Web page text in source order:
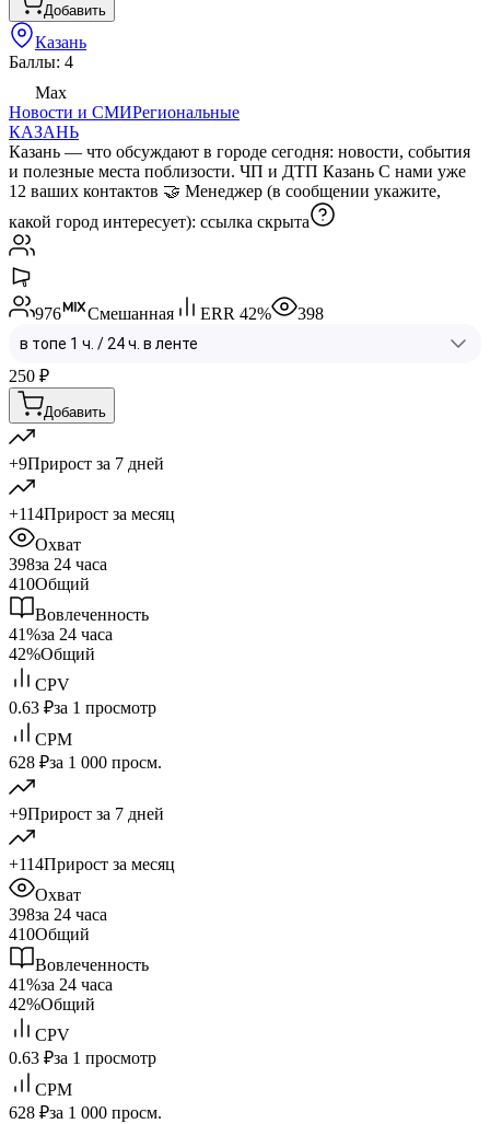
Добавить
Казань
Баллы: 4
Max
Новости и СМИРегиональные
КАЗАНЬ
Казань — что обсуждают в городе сегодня: новости, события
и полезные места поблизости. ЧП и ДТП Казань С нами уже
12 ваших контактов 🤝 Менеджер (в сообщении укажите,
какой город интересует): ссылка скрыта
976 Смешанная ERR 42% 398
250 ₽
Добавить
+9Прирост за 7 дней
+114Прирост за месяц
Охват
398за 24 часа
410Общий
Вовлеченность
41%за 24 часа
42%Общий
CPV
0.63 ₽за 1 просмотр
CPM
628 ₽за 1 000 просм.
+9Прирост за 7 дней
+114Прирост за месяц
Охват
398за 24 часа
410Общий
Вовлеченность
41%за 24 часа
42%Общий
CPV
0.63 ₽за 1 просмотр
CPM
628 ₽за 1 000 просм.